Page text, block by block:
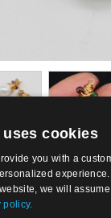
|
cookies
you with a
experience.
we will assume
policy.